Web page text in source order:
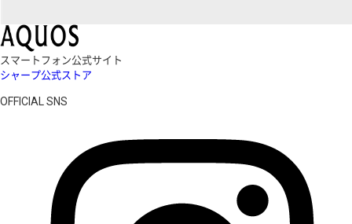
スマートフォン公式サイト
シャープ公式ストア
OFFICIAL SNS